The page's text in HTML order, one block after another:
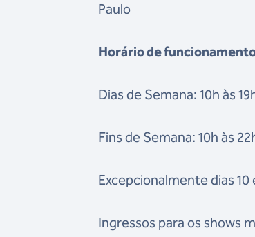
Paulo
Horário de
Dias de Semana: 10h às
Fins de Semana: 10h às
Excepcionalmente dias 10
Ingressos para os shows